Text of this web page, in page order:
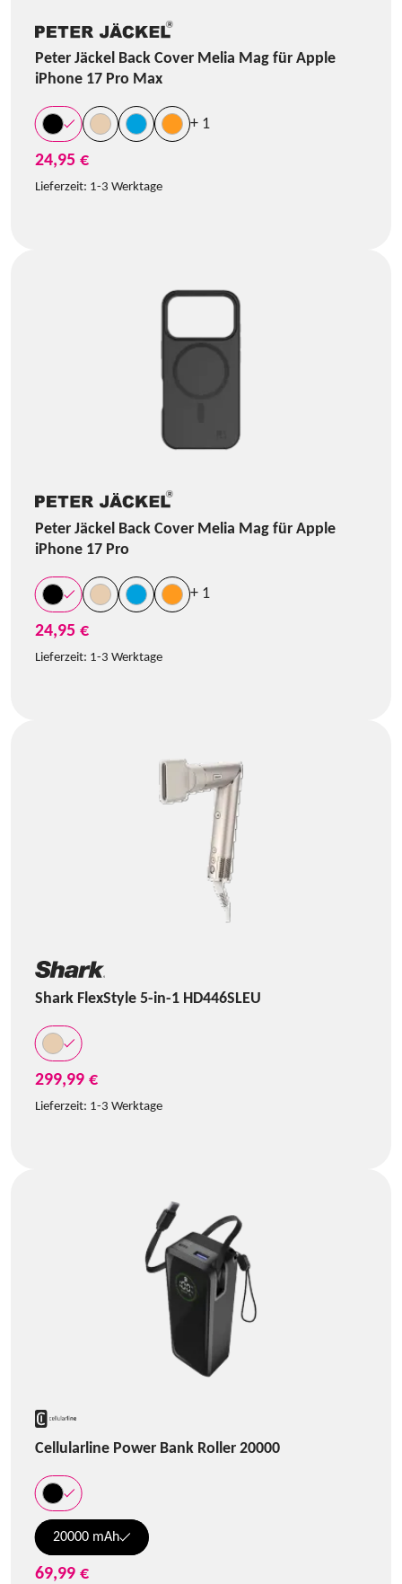
Peter Jäckel Back Cover Melia Mag für Apple
iPhone 17 Pro Max
+ 1
24,95 €
Lieferzeit: 1-3 Werktage
Peter Jäckel Back Cover Melia Mag für Apple
iPhone 17 Pro
+ 1
24,95 €
Lieferzeit: 1-3 Werktage
Shark FlexStyle 5-in-1 HD446SLEU
299,99 €
Lieferzeit: 1-3 Werktage
Cellularline Power Bank Roller 20000
20000 mAh
69,99 €